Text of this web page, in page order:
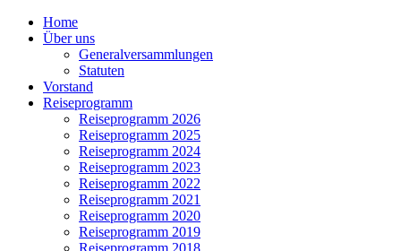
Home
Über uns
Generalversammlungen
Statuten
Vorstand
Reiseprogramm
Reiseprogramm 2026
Reiseprogramm 2025
Reiseprogramm 2024
Reiseprogramm 2023
Reiseprogramm 2022
Reiseprogramm 2021
Reiseprogramm 2020
Reiseprogramm 2019
Reiseprogramm 2018